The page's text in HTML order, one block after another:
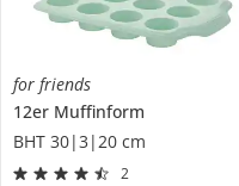
for friends
12er Muffinform
BHT 30|3|20 cm
2